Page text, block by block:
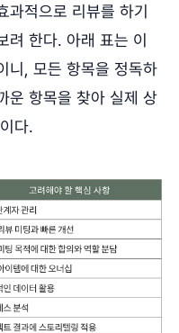
과적으로 리뷰를 하기
려 한다. 아래 표는 이
니, 모든 항목을 정독하
운 항목을 찾아 실제 상
다.